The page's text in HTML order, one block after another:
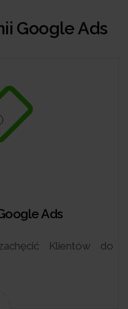
Google Ads
Atrakcyjna